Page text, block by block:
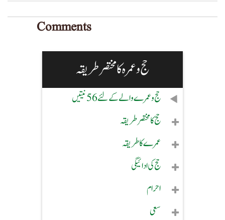
Comments
حج و عمرہ کا مختصر طریقہ
حج و عمرے والے کے لئے 56 نیتیں
حج کا مختصر طریقہ
عمرے کا طریقہ
حج کی ادائیگی
احرام
سعی